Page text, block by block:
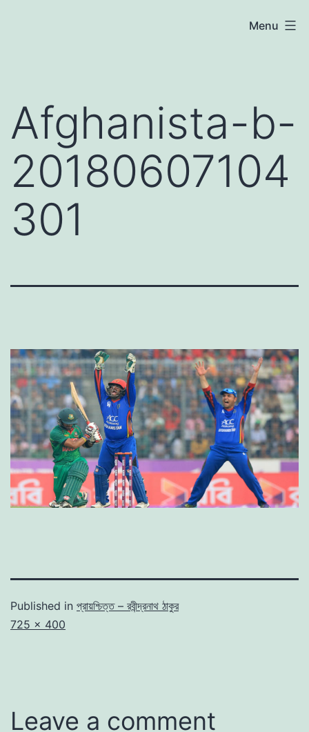
Menu
Afghanista-b-
20180607104
301
Published in প্রায়শ্চিত্ত – রবীন্দ্রনাথ ঠাকুর
Full
725 × 400
Leave a comment